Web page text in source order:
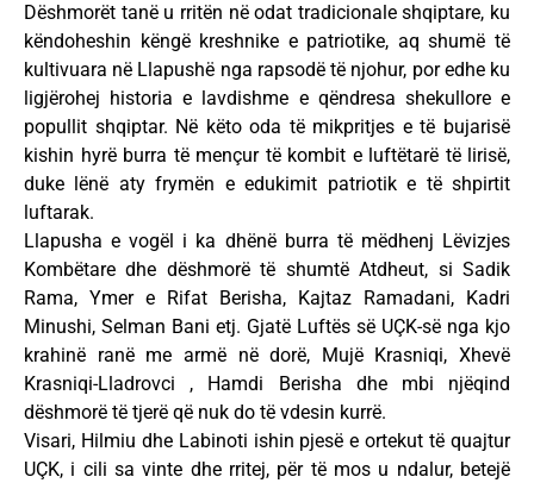
Dëshmorët tanë u rritën në odat tradicionale shqiptare, ku
këndoheshin këngë kreshnike e patriotike, aq shumë të
kultivuara në Llapushë nga rapsodë të njohur, por edhe ku
ligjërohej historia e lavdishme e qëndresa shekullore e
popullit shqiptar. Në këto oda të mikpritjes e të bujarisë
kishin hyrë burra të mençur të kombit e luftëtarë të lirisë,
duke lënë aty frymën e edukimit patriotik e të shpirtit
luftarak.
Llapusha e vogël i ka dhënë burra të mëdhenj Lëvizjes
Kombëtare dhe dëshmorë të shumtë Atdheut, si Sadik
Rama, Ymer e Rifat Berisha, Kajtaz Ramadani, Kadri
Minushi, Selman Bani etj. Gjatë Luftës së UÇK-së nga kjo
krahinë ranë me armë në dorë, Mujë Krasniqi, Xhevë
Krasniqi-Lladrovci , Hamdi Berisha dhe mbi njëqind
dëshmorë të tjerë që nuk do të vdesin kurrë.
Visari, Hilmiu dhe Labinoti ishin pjesë e ortekut të quajtur
UÇK, i cili sa vinte dhe rritej, për të mos u ndalur, betejë